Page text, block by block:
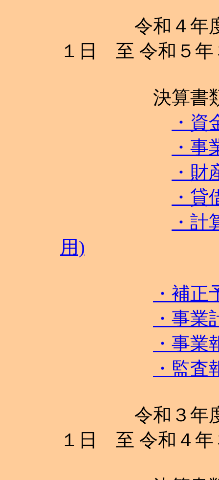
令和４年度 決
１日 至 令和５年
決算書
・
・
・財
・貸
・
用)
・補正
・事業
・事業
・監査
令和３年度 決
１日 至 令和４年